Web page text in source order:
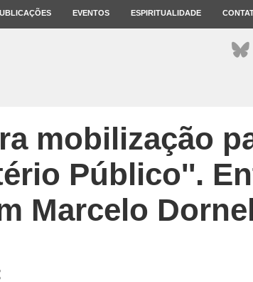
EVENTOS ESPIRITUALIDADE
mobilização
Público''.
Marcelo